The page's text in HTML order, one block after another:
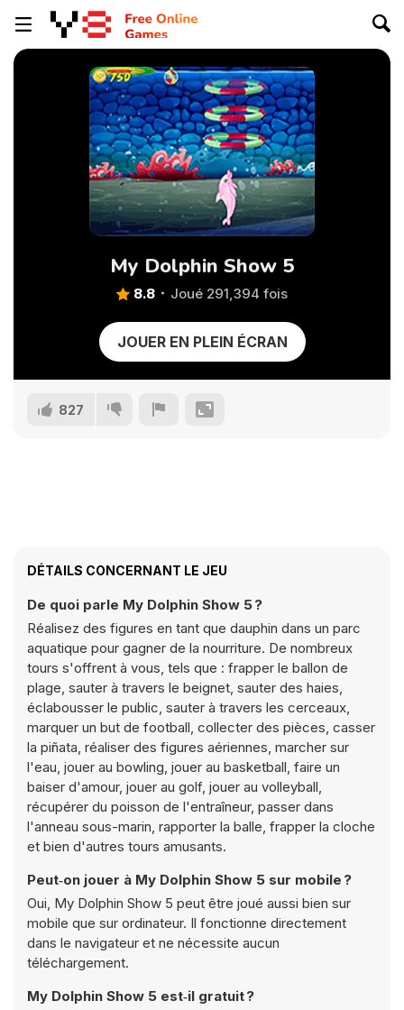
My Dolphin Show 5
8.8 Joué 291,394 fois
JOUER EN PLEIN ÉCRAN
827
DÉTAILS CONCERNANT LE JEU
De quoi parle My Dolphin Show 5 ?
Réalisez des figures en tant que dauphin dans un parc
aquatique pour gagner de la nourriture. De nombreux
tours s'offrent à vous, tels que : frapper le ballon de
plage, sauter à travers le beignet, sauter des haies,
éclabousser le public, sauter à travers les cerceaux,
marquer un but de football, collecter des pièces, casser
la piñata, réaliser des figures aériennes, marcher sur
l'eau, jouer au bowling, jouer au basketball, faire un
baiser d'amour, jouer au golf, jouer au volleyball,
récupérer du poisson de l'entraîneur, passer dans
l'anneau sous-marin, rapporter la balle, frapper la cloche
et bien d'autres tours amusants.
Peut‑on jouer à My Dolphin Show 5 sur mobile ?
Oui, My Dolphin Show 5 peut être joué aussi bien sur
mobile que sur ordinateur. Il fonctionne directement
dans le navigateur et ne nécessite aucun
téléchargement.
My Dolphin Show 5 est‑il gratuit ?